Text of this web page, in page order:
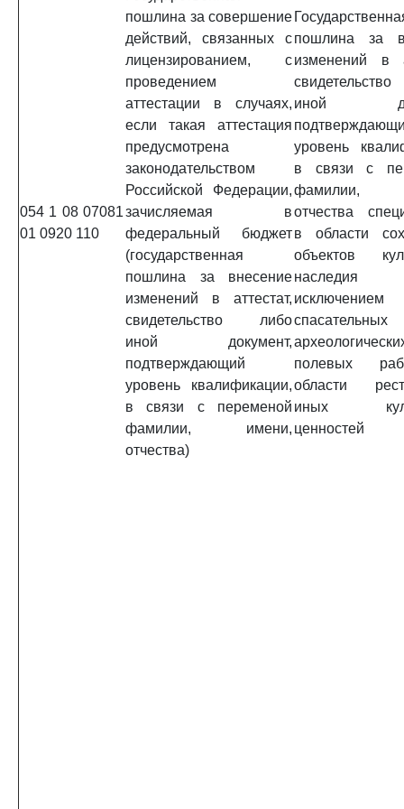
054 1 08 07081
01 0920 110
пошлина за совершение
действий, связанных с
лицензированием, с
проведением
аттестации в случаях,
если такая аттестация
предусмотрена
законодательством
Российской Федерации,
зачисляемая в
федеральный бюджет
(государственная
пошлина за внесение
изменений в аттестат,
свидетельство либо
иной документ,
подтверждающий
уровень квалификации,
в связи с переменой
фамилии, имени,
отчества)
пошлина за
изменений в
иной
уровень
в связи с
фамилии,
отчества
в области
объектов
исключением
спасательных
полевых
области
иных
ценностей